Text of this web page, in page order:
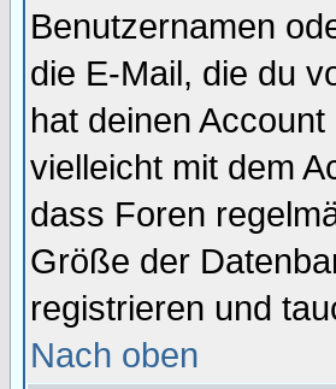
Benutzernamen
die E-Mail, die du
hat deinen
vielleicht mit dem
dass Foren
Größe der
registrieren und
Nach oben